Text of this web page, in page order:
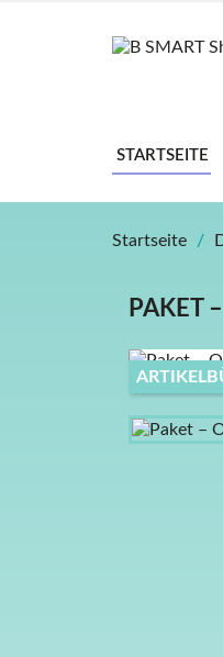
STARTSEITE
Startseite
PAKET